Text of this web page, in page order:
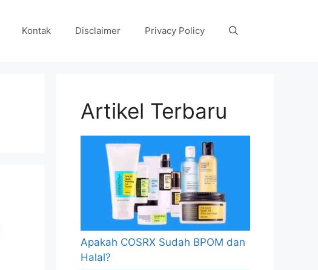
Kontak Disclaimer Privacy Policy
Artikel Terbaru
Apakah COSRX Sudah BPOM dan
Halal?